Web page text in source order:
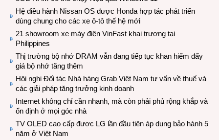
Hệ điều hành Nissan OS được Honda hợp tác phát triển
dùng chung cho các xe ô-tô thế hệ mới
21 showroom xe máy điện VinFast khai trương tại
Philippines
Thị trường bộ nhớ DRAM vẫn đang tiếp tục khan hiếm đẩy
giá bộ nhớ tăng thêm
Hội nghị Đối tác Nhà hàng Grab Việt Nam tư vấn về thuế và
các giải pháp tăng trưởng kinh doanh
Internet không chỉ cần nhanh, mà còn phải phủ rộng khắp và
ổn định ở mọi góc nhà
TV OLED cao cấp được LG lần đầu tiên áp dụng bảo hành 5
năm ở Việt Nam